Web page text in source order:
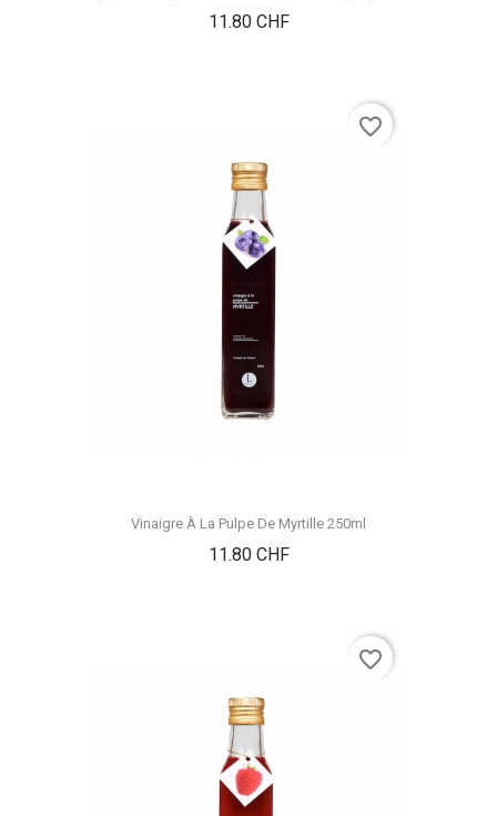
11.80 CHFPrix
Vinaigre À La Pulpe De Myrtille 250ml
11.80 CHFPrix
favorite_border
favorite_border